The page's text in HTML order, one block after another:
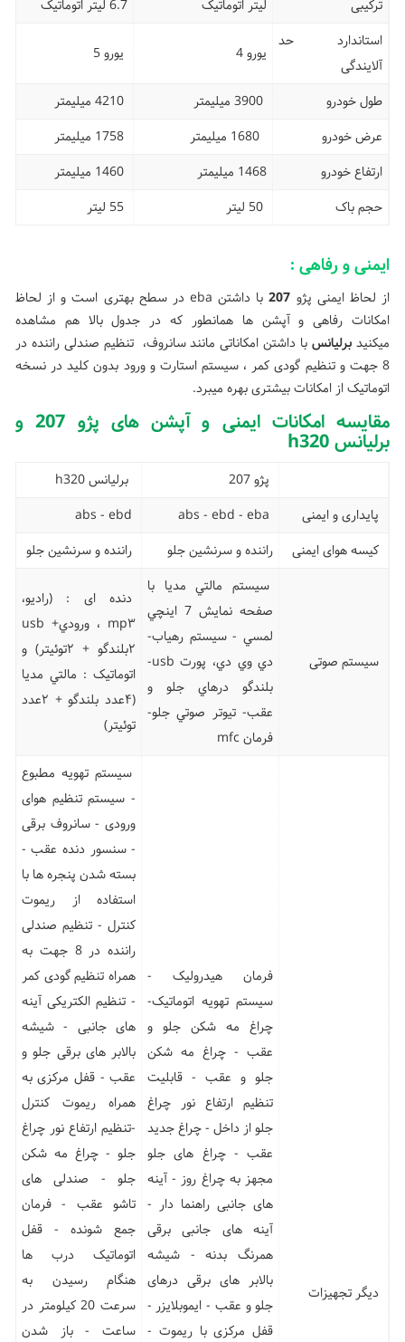
ترکیبی لیتر اتوماتیک
6.7 لیتر اتوماتیک
استاندارد حد
آلایندگی
یورو 4 یورو 5
طول خودرو
عرض خودرو
ارتفاع خودرو
1468 میلیمتر
حجم باک
ایمنی و رفاهی :
از لحاظ ایمنی پژو
با داشتن eba در سطح بهتری است و از لحاظ
امکانات رفاهی و آپشن ها همانطور که در جدول بالا هم مشاهده
میکنید برلیانسبا داشتن امکاناتی مانند سانروف، تنظیم صندلی راننده در
8 جهت و تنظیم گودی کمر ، سیستم استارت و ورود بدون کلید در نسخه
اتوماتیک از امکانات بیشتری بهره میبرد.
مقایسه امکانات ایمنی و آپشن های پژو 207 و
برلیانس h320
پژو 207
برلیانس h320
پایداری و ایمنی
کیسه هوای ایمنی
راننده و سرنشین جلو راننده و سرنشین جلو
سیستم صوتی
سيستم مالتي مديا با
صفحه نمايش 7 اينچي
لمسي - سيستم رهياب-
دي وي دي، پورت usb-
بلندگو درهاي جلو و
عقب- تيوتر صوتي جلو-
فرمان mfc
دنده ای : (راديو،
mp۳ ، وروديusb +
۲بلندگو + ۲توئيتر) و
اتوماتیک : مالتي مديا
(۴عدد بلندگو + ۲عدد
توئيتر)
دیگر تجهیزات
فرمان هیدرولیک -
سیستم تهویه اتوماتیک-
چراغ مه شکن جلو و
عقب - چراغ مه شکن
جلو و عقب - قابلیت
تنظیم ارتفاع نور چراغ
جلو از داخل - چراغ جدید
عقب - چراغ های جلو
مجهز به چراغ روز - آینه
های جانبی راهنما دار -
آینه های جانبی برقی
همرنگ بدنه - شیشه
بالابر های برقی درهای
جلو و عقب - ایموبلایزر -
قفل مرکزی با ریموت -
سیستم تهویه مطبوع
- سیستم تنظیم هوای
ورودی - سانروف برقی
- سنسور دنده عقب -
بسته شدن پنجره ها با
استفاده از ریموت
کنترل - تنظیم صندلی
راننده در 8 جهت به
همراه تنظیم گودی کمر
- تنظیم الکتریکی آینه
های جانبی - شیشه
بالابر های برقی جلو و
عقب - قفل مرکزی به
همراه ریموت کنترل
-تنظیم ارتفاع نور چراغ
جلو - چراغ مه شکن
جلو - صندلی های
تاشو عقب - فرمان
جمع شونده - قفل
اتوماتیک درب ها
هنگام رسیدن به
سرعت 20 کیلومتر در
ساعت - باز شدن